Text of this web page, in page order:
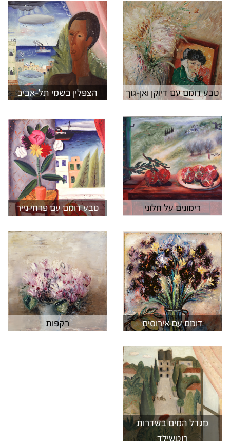
טבע דומם עם דיוקן ואן-גוך הצפלין בשמי תל-אביב
רימונים על חלוני טבע דומם עם פרחי נייר
דומם עם אירוסים רקפות
מגדל המים בשדרות
רוטשילד